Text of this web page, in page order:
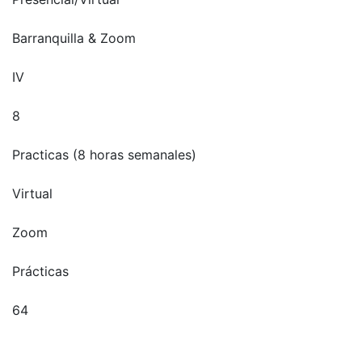
Barranquilla & Zoom
IV
8
Practicas (8 horas semanales)
Virtual
Zoom
Prácticas
64